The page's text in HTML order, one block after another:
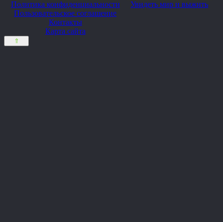
Политика конфиденциальности
Пользовательское соглашение
Контакты
Карта сайта
Увидеть мир и выжить